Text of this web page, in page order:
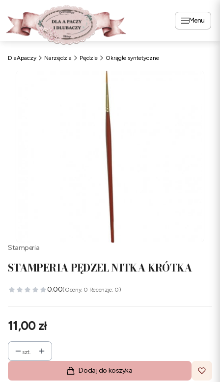
Menu
DlaApaczy Narzędzia Pędzle Okrągłe syntetyczne
Stamperia
STAMPERIA PĘDZEL NITKA KRÓTKA
0.00(Oceny: 0 Recenzje: 0)
Cena
11,00 zł
szt.
Dodaj do koszyka